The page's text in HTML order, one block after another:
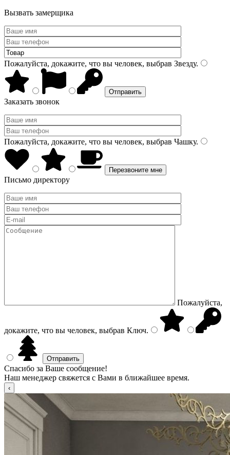
Вызвать замерщика
Пожалуйста, докажите, что вы человек, выбрав Звезду.
Заказать звонок
Пожалуйста, докажите, что вы человек, выбрав Чашку.
Письмо директору
Пожалуйста,
докажите, что вы человек, выбрав Ключ.
Спасибо за Ваше сообщение!
Наш менеджер свяжется с Вами в ближайшее время.